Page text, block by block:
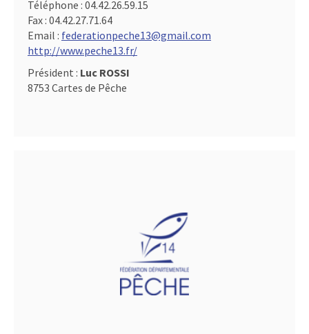
Téléphone : 04.42.26.59.15
Fax : 04.42.27.71.64
Email : federationpeche13@gmail.com
http://www.peche13.fr/
Président : Luc ROSSI
8753 Cartes de Pêche